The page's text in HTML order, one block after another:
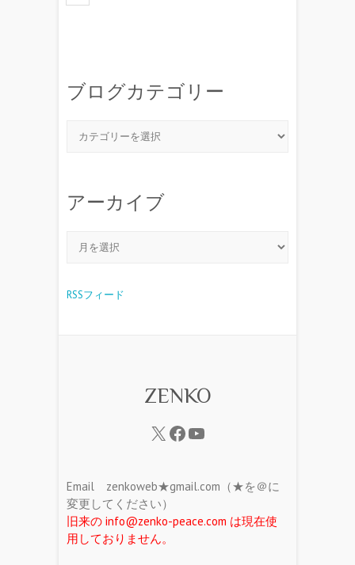
ブログカテゴリー
アーカイブ
RSSフィード
ZENKO
Email zenkoweb★gmail.com（★を＠に
変更してください）
旧来の info@zenko-peace.com は現在使
用しておりません。